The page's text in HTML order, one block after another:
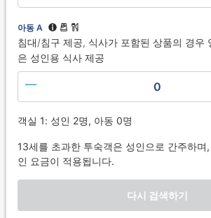
아동 A
침대/침구 제공, 식사가 포함된 상품의 경우
은 성인용 식사 제공
0
객실 1: 성인 2명, 아동 0명
13세를 초과한 투숙객은 성인으로 간주하며
인 요금이 적용됩니다.
다시 검색하기